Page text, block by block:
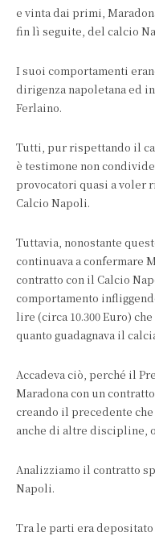
e vinta dai primi,
fin lì seguite, del calcio
I suoi comportamenti
dirigenza napoletana ed
Ferlaino.
Tutti, pur rispettando il
è testimone non
provocatori quasi a voler
Calcio Napoli.
Tuttavia, nonostante
continuava a confermare
contratto con il Calcio
comportamento
lire (circa 10.300 Euro)
quanto guadagnava il
Accadeva ciò, perché il
Maradona con un
creando il precedente
anche di altre discipline,
Analizziamo il contratto
Napoli.
Tra le parti era